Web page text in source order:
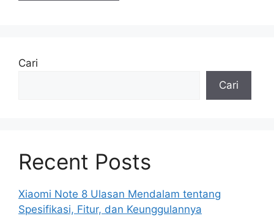
Cari
Cari
Recent Posts
Xiaomi Note 8 Ulasan Mendalam tentang
Spesifikasi, Fitur, dan Keunggulannya